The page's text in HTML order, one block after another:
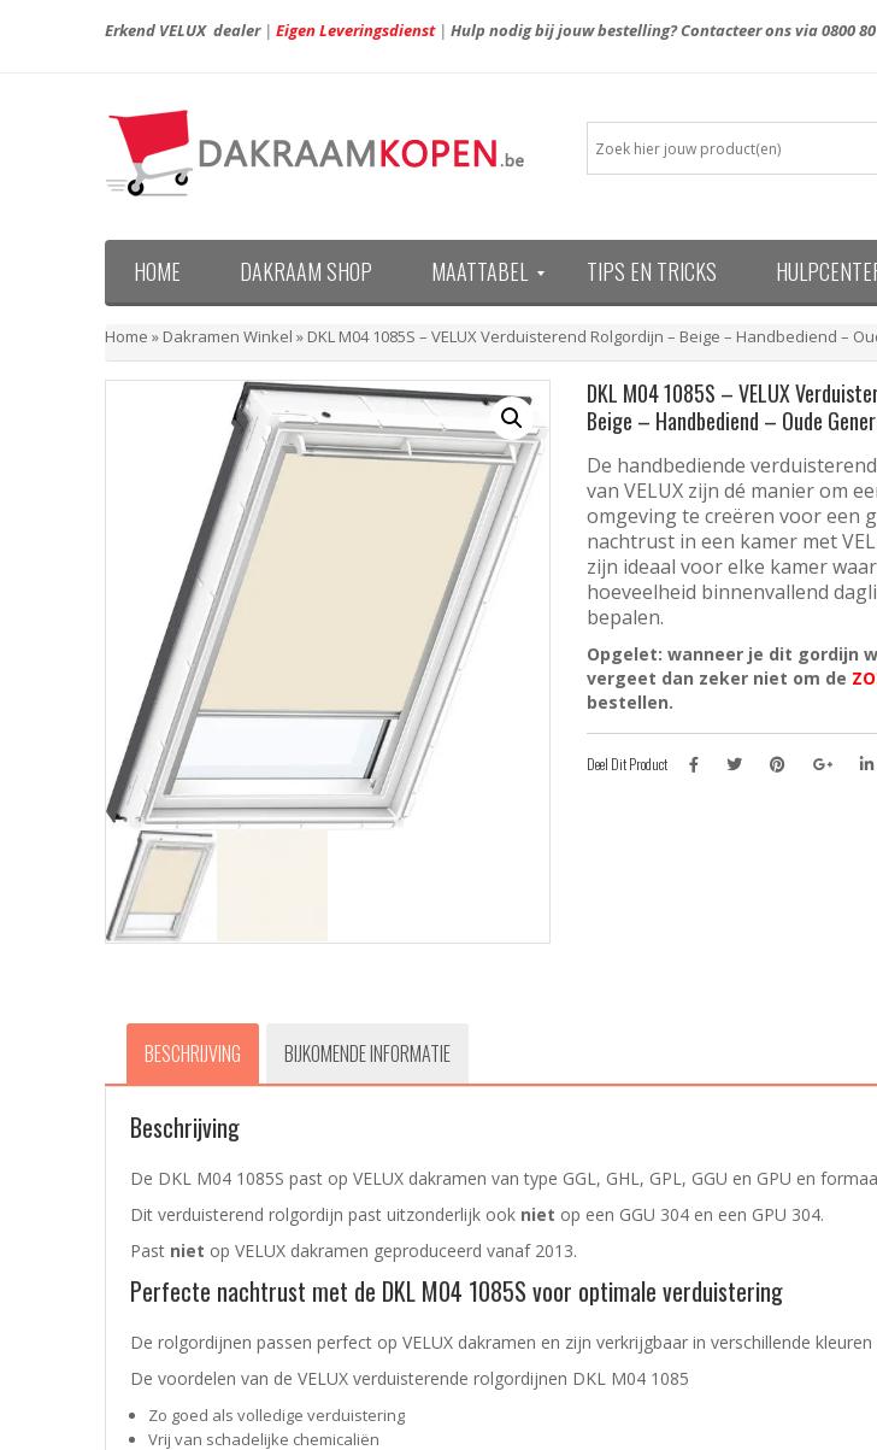
Erkend VELUX dealer| Eigen Leveringsdienst| Hulp nodig bij jouw bestelling? Contacteer ons via0800
HOME DAKRAAM SHOP MAATTABEL TIPS EN TRICKS
Home » Dakramen Winkel » DKL M04 1085S – VELUX Verduisterend Rolgordijn – Beige – Handbediend –
DKL M04 1085S – VELUX
Beige – Handbediend – Oude
De handbediende
van VELUX zijn dé manier om
omgeving te creëren voor een
nachtrust in een kamer met
zijn ideaal voor elke kamer
hoeveelheid binnenvallend
bepalen.
Opgelet: wanneer je dit gordijn
vergeet dan zeker niet om de
bestellen.
Deel Dit Product
BESCHRIJVING BIJKOMENDE INFORMATIE
Beschrijving
De DKL M04 1085S past op VELUX dakramen van type GGL, GHL, GPL, GGU en GPU en
Dit verduisterend rolgordijn past uitzonderlijk ook niet op een GGU 304 en een GPU 304.
Past niet op VELUX dakramen geproduceerd vanaf 2013.
Perfecte nachtrust met de DKL M04 1085S voor optimale verduistering
De rolgordijnen passen perfect op VELUX dakramen en zijn verkrijgbaar in verschillende
De voordelen van de VELUX verduisterende rolgordijnen DKL M04 1085
Zo goed als volledige verduistering
Vrij van schadelijke chemicaliën